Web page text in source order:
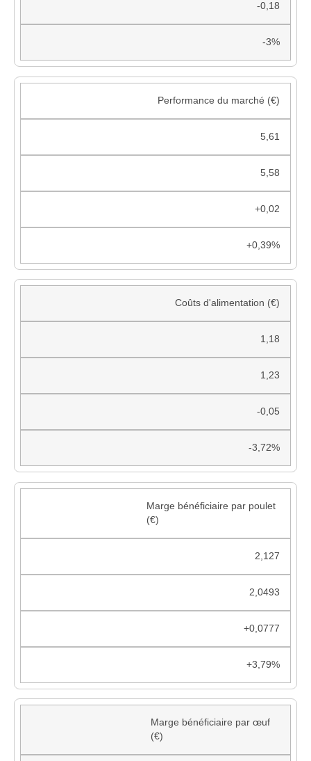
-0,18
-3%
Performance du marché (€)
5,61
5,58
+0,02
+0,39%
Coûts d'alimentation (€)
1,18
1,23
-0,05
-3,72%
Marge bénéficiaire par poulet
(€)
2,127
2,0493
+0,0777
+3,79%
Marge bénéficiaire par œuf
(€)